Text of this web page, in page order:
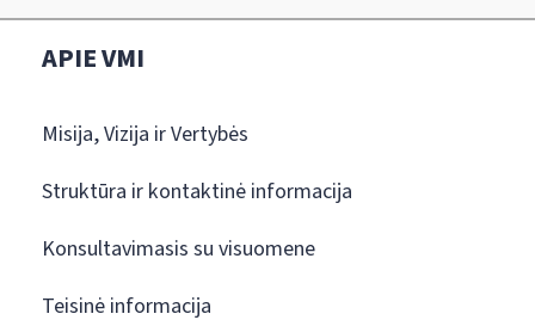
APIE VMI
Misija, Vizija ir Vertybės
Struktūra ir kontaktinė informacija
Konsultavimasis su visuomene
Teisinė informacija